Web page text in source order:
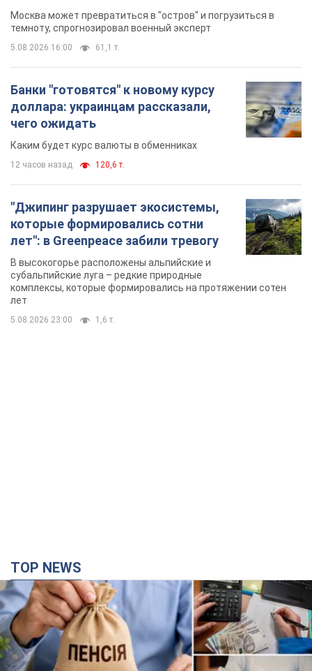
Москва может превратиться в "остров" и погрузиться в
темноту, спрогнозировал военный эксперт
5.08.2026 16:00 61,1 т.
Банки "готовятся" к новому курсу
доллара: украинцам рассказали,
чего ожидать
Каким будет курс валюты в обменниках
12 часов назад 120,6 т.
"Джипинг разрушает экосистемы,
которые формировались сотни
лет": в Greenpeace забили тревогу
В высокогорье расположены альпийские и
субальпийские луга – редкие природные
комплексы, которые формировались на протяжении сотен
лет
5.08.2026 23:00 1,6 т.
TOP NEWS